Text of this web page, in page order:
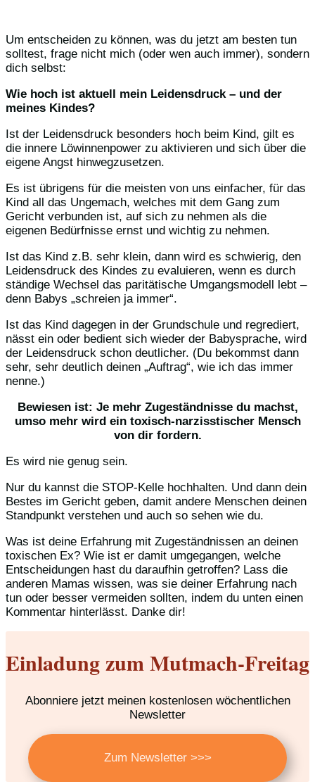
Um entscheiden zu können, was du jetzt am besten tun
solltest, frage nicht mich (oder wen auch immer), sondern
dich selbst:
Wie hoch ist aktuell mein Leidensdruck – und der
meines Kindes?
Ist der Leidensdruck besonders hoch beim Kind, gilt es
die innere Löwinnenpower zu aktivieren und sich über die
eigene Angst hinwegzusetzen.
Es ist übrigens für die meisten von uns einfacher, für das
Kind all das Ungemach, welches mit dem Gang zum
Gericht verbunden ist, auf sich zu nehmen als die
eigenen Bedürfnisse ernst und wichtig zu nehmen.
Ist das Kind z.B. sehr klein, dann wird es schwierig, den
Leidensdruck des Kindes zu evaluieren, wenn es durch
ständige Wechsel das paritätische Umgangsmodell lebt –
denn Babys „schreien ja immer“.
Ist das Kind dagegen in der Grundschule und regrediert,
nässt ein oder bedient sich wieder der Babysprache, wird
der Leidensdruck schon deutlicher. (Du bekommst dann
sehr, sehr deutlich deinen „Auftrag“, wie ich das immer
nenne.)
Bewiesen ist: Je mehr Zugeständnisse du machst,
umso mehr wird ein toxisch-narzisstischer Mensch
von dir fordern.
Es wird nie genug sein.
Nur du kannst die STOP-Kelle hochhalten. Und dann dein
Bestes im Gericht geben, damit andere Menschen deinen
Standpunkt verstehen und auch so sehen wie du.
Was ist deine Erfahrung mit Zugeständnissen an deinen
toxischen Ex? Wie ist er damit umgegangen, welche
Entscheidungen hast du daraufhin getroffen? Lass die
anderen Mamas wissen, was sie deiner Erfahrung nach
tun oder besser vermeiden sollten, indem du unten einen
Kommentar hinterlässt. Danke dir!
Einladung zum Mutmach-Freitag
Abonniere jetzt meinen kostenlosen wöchentlichen
Newsletter
Zum Newsletter >>>